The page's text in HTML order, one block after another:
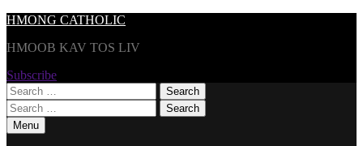
Skip
content
HMONG CATHOLIC
HMOOB KAV TOS LIV
Subscribe
Search
for:
Search
for:Menu